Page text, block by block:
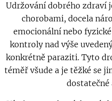
Udržování dobrého zdraví
chorobami, docela
emocionální nebo
kontroly nad výše
konkrétně paraziti. Tyto
téměř všude a je těžké se
dostatečné